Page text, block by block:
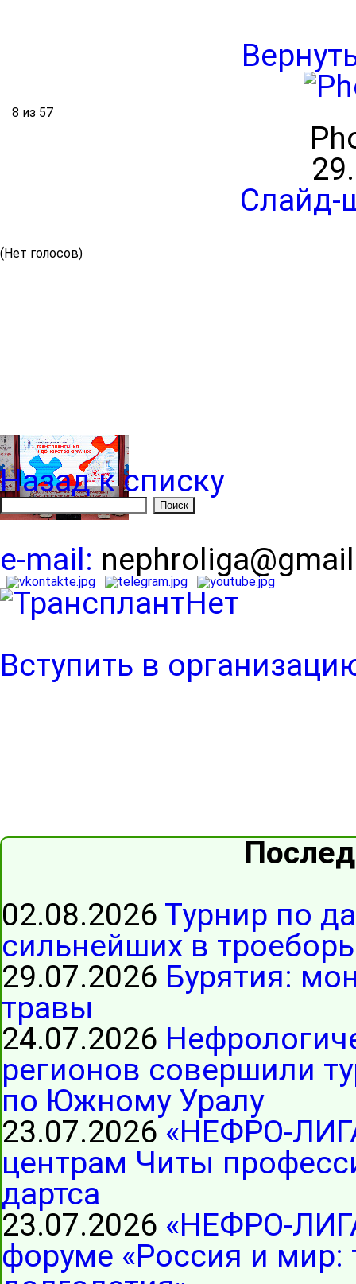
8 из 57
Слайд-
(Нет голосов)
Назад к списку
e-mail:
Вступить в
02.08.2026 Турнир по
сильнейших в
29.07.2026 Бурятия:
травы
24.07.2026
регионов совершили
по Южному Уралу
23.07.2026 «НЕФРО-
центрам Читы
дартса
23.07.2026 «НЕФРО-
форуме «Россия и мир: